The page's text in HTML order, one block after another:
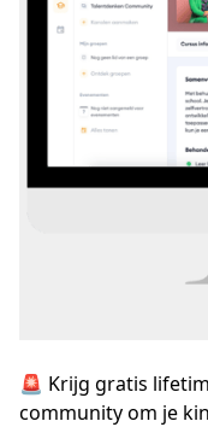
🚨 Krijg gratis
community om je